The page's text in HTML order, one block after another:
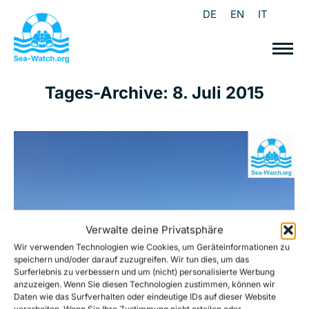
Verwalte deine Privatsphäre
Wir verwenden Technologien wie Cookies, um Geräteinformationen zu
speichern und/oder darauf zuzugreifen. Wir tun dies, um das
Surferlebnis zu verbessern und um (nicht) personalisierte Werbung
anzuzeigen. Wenn Sie diesen Technologien zustimmen, können wir
Daten wie das Surfverhalten oder eindeutige IDs auf dieser Website
DE EN IT
Tages-Archive: 8. Juli 2015